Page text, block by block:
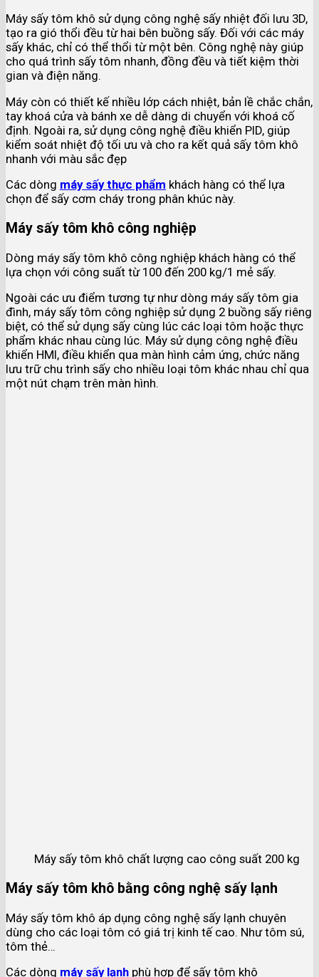
Máy sấy tôm khô sử dụng công nghệ sấy nhiệt đối lưu 3D,
tạo ra gió thổi đều từ hai bên buồng sấy. Đối với các máy
sấy khác, chỉ có thể thổi từ một bên. Công nghệ này giúp
cho quá trình sấy tôm nhanh, đồng đều và tiết kiệm thời
gian và điện năng.
Máy còn có thiết kế nhiều lớp cách nhiệt, bản lề chắc chắn,
tay khoá cửa và bánh xe dễ dàng di chuyển với khoá cố
định. Ngoài ra, sử dụng công nghệ điều khiển PID, giúp
kiểm soát nhiệt độ tối ưu và cho ra kết quả sấy tôm khô
nhanh với màu sắc đẹp
Các dòng máy sấy thực phẩm khách hàng có thể lựa
chọn để sấy cơm cháy trong phân khúc này.
Máy sấy tôm khô công nghiệp
Dòng máy sấy tôm khô công nghiệp khách hàng có thể
lựa chọn với công suất từ 100 đến 200 kg/1 mẻ sấy.
Ngoài các ưu điểm tương tự như dòng máy sấy tôm gia
đình, máy sấy tôm công nghiệp sử dụng 2 buồng sấy riêng
biệt, có thể sử dụng sấy cùng lúc các loại tôm hoặc thực
phẩm khác nhau cùng lúc. Máy sử dụng công nghệ điều
khiển HMI, điều khiển qua màn hình cảm ứng, chức năng
lưu trữ chu trình sấy cho nhiều loại tôm khác nhau chỉ qua
một nút chạm trên màn hình.
Máy sấy tôm khô chất lượng cao công suất 200 kg
Máy sấy tôm khô bằng công nghệ sấy lạnh
Máy sấy tôm khô áp dụng công nghệ sấy lạnh chuyên
dùng cho các loại tôm có giá trị kinh tế cao. Như tôm sú,
tôm thẻ…
Các dòng máy sấy lạnh phù hợp để sấy tôm khô